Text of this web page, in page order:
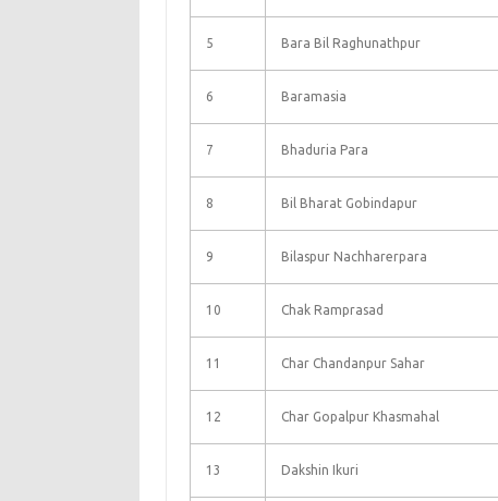
5 Bara Bil Raghunathpur
6 Baramasia
7 Bhaduria Para
8 Bil Bharat Gobindapur
9 Bilaspur Nachharerpara
10 Chak Ramprasad
11 Char Chandanpur Sahar
12 Char Gopalpur Khasmahal
13 Dakshin Ikuri